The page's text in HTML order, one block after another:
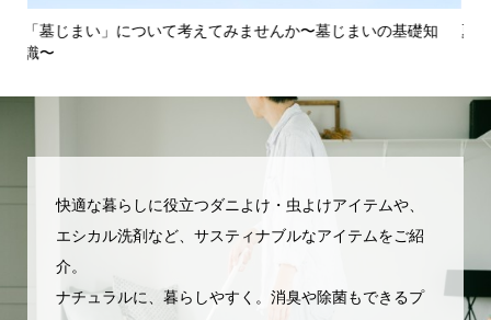
夏こそ飲みたい「甘酒」〜伝統的な発酵飲料のパワーを知る〜
エシカル洗剤など、サスティナブルなアイテムをご紹
介。
ナチュラルに、暮らしやすく。消臭や除菌もできるプ
ラスワンのアイテムを活用しませんか？
新着情報 シェア お問い合わせ ショップへ